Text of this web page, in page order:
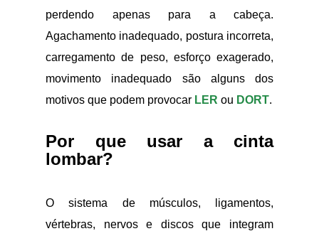
perdendo apenas para a cabeça.
Agachamento inadequado, postura incorreta,
carregamento de peso, esforço exagerado,
movimento inadequado são alguns dos
motivos que podem provocar LER ou DORT.
Por que usar a cinta
lombar?
O sistema de músculos, ligamentos,
vértebras, nervos e discos que integram